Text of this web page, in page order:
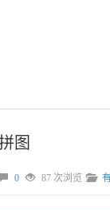
图
0 87 次浏览